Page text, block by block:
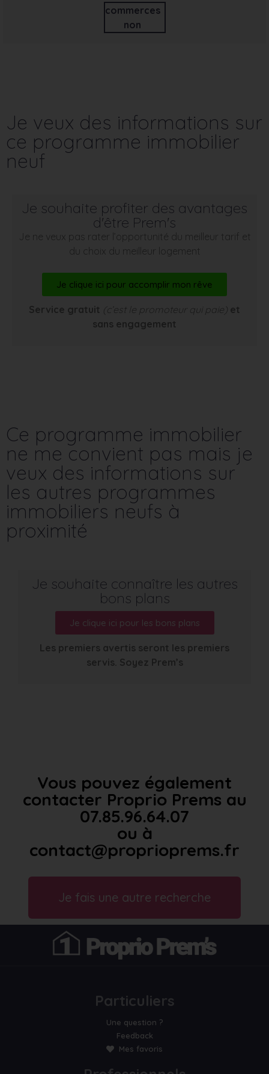
commerces
non
Je veux des informations sur
ce programme immobilier
neuf
Je souhaite profiter des avantages
d'être Prem's
Je ne veux pas rater l’opportunité du meilleur tarif et
du choix du meilleur logement
Je clique ici pour accomplir mon rêve
Service gratuit (c’est le promoteur qui paie) et
sans engagement
Ce programme immobilier
ne me convient pas mais je
veux des informations sur
les autres programmes
immobiliers neufs à
proximité
Je souhaite connaître les autres
bons plans
Je clique ici pour les bons plans
Les premiers avertis seront les premiers
servis. Soyez Prem’s
Vous pouvez également
contacter Proprio Prems au
07.85.96.64.07
ou à
contact@proprioprems.fr
Je fais une autre recherche
Particuliers
Une question ?
Feedback
Mes favoris